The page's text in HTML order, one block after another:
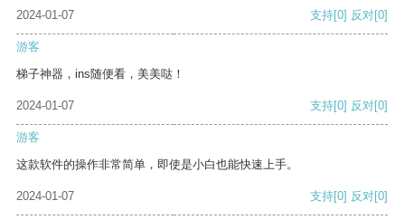
2024-01-07
支持[0] 反对[0]
游客
梯子神器，ins随便看，美美哒！
2024-01-07 支持[0] 反对[0]
游客
这款软件的操作非常简单，即使是小白也能快速上手。
2024-01-07 支持[0] 反对[0]